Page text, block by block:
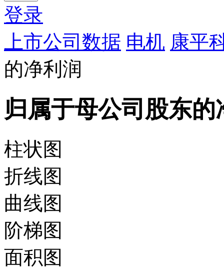
登录
上市公司数据 电机 康平
的净利润
归属于母公司股东的
柱状图
折线图
曲线图
阶梯图
面积图